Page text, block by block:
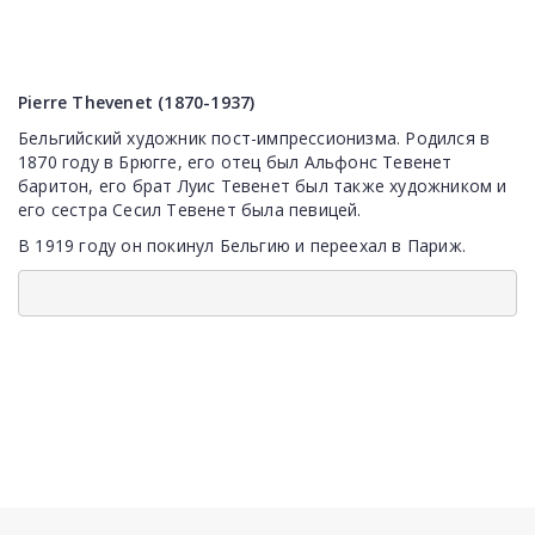
Pierre Thevenet (1870-1937)
Бельгийский художник пост-импрессионизма. Родился в
1870 году в Брюгге, его отец был Альфонс Тевенет
баритон, его брат Луис Тевенет был также художником и
его сестра Сесил Тевенет была певицей.
В 1919 году он покинул Бельгию и переехал в Париж.